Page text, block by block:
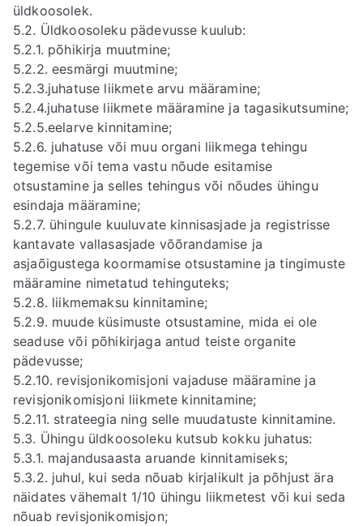
üldkoosolek.
5.2. Üldkoosoleku pädevusse kuulub:
5.2.1. põhikirja muutmine;
5.2.2. eesmärgi muutmine;
5.2.3.juhatuse liikmete arvu määramine;
5.2.4.juhatuse liikmete määramine ja tagasikutsumine;
5.2.5.eelarve kinnitamine;
5.2.6. juhatuse või muu organi liikmega tehingu
tegemise või tema vastu nõude esitamise
otsustamine ja selles tehingus või nõudes ühingu
esindaja määramine;
5.2.7. ühingule kuuluvate kinnisasjade ja registrisse
kantavate vallasasjade võõrandamise ja
asjaõigustega koormamise otsustamine ja tingimuste
määramine nimetatud tehinguteks;
5.2.8. liikmemaksu kinnitamine;
5.2.9. muude küsimuste otsustamine, mida ei ole
seaduse või põhikirjaga antud teiste organite
pädevusse;
5.2.10. revisjonikomisjoni vajaduse määramine ja
revisjonikomisjoni liikmete kinnitamine;
5.2.11. strateegia ning selle muudatuste kinnitamine.
5.3. Ühingu üldkoosoleku kutsub kokku juhatus:
5.3.1. majandusaasta aruande kinnitamiseks;
5.3.2. juhul, kui seda nõuab kirjalikult ja põhjust ära
näidates vähemalt 1/10 ühingu liikmetest või kui seda
nõuab revisjonikomisjon;